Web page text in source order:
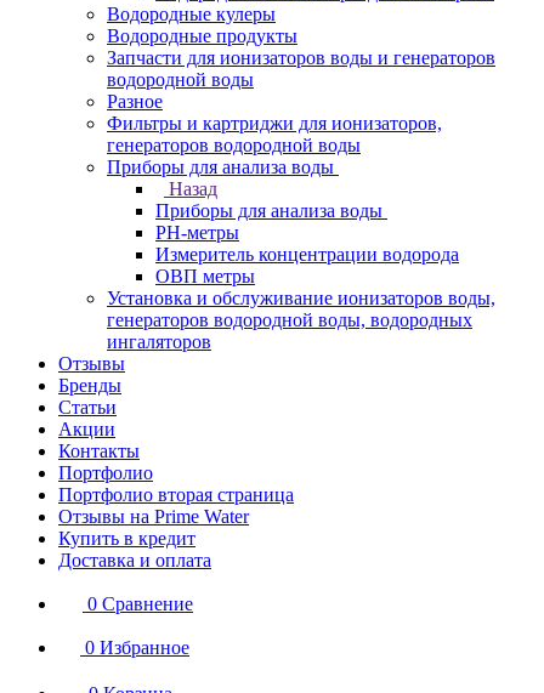
Водородные кулеры
Водородные продукты
Запчасти для ионизаторов воды и генераторов
водородной воды
Разное
Фильтры и картриджи для ионизаторов,
генераторов водородной воды
Приборы для анализа воды
Назад
Приборы для анализа воды
PH-метры
Измеритель концентрации водорода
ОВП метры
Установка и обслуживание ионизаторов воды,
генераторов водородной воды, водородных
ингаляторов
Отзывы
Бренды
Статьи
Акции
Контакты
Портфолио
Портфолио вторая страница
Отзывы на Prime Water
Купить в кредит
Доставка и оплата
0 Сравнение
0 Избранное